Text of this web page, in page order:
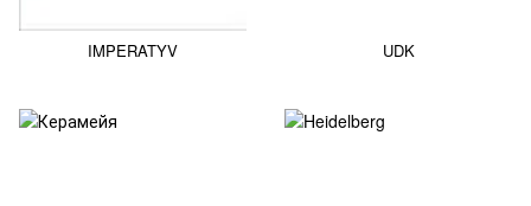
IMPERATYV UDK